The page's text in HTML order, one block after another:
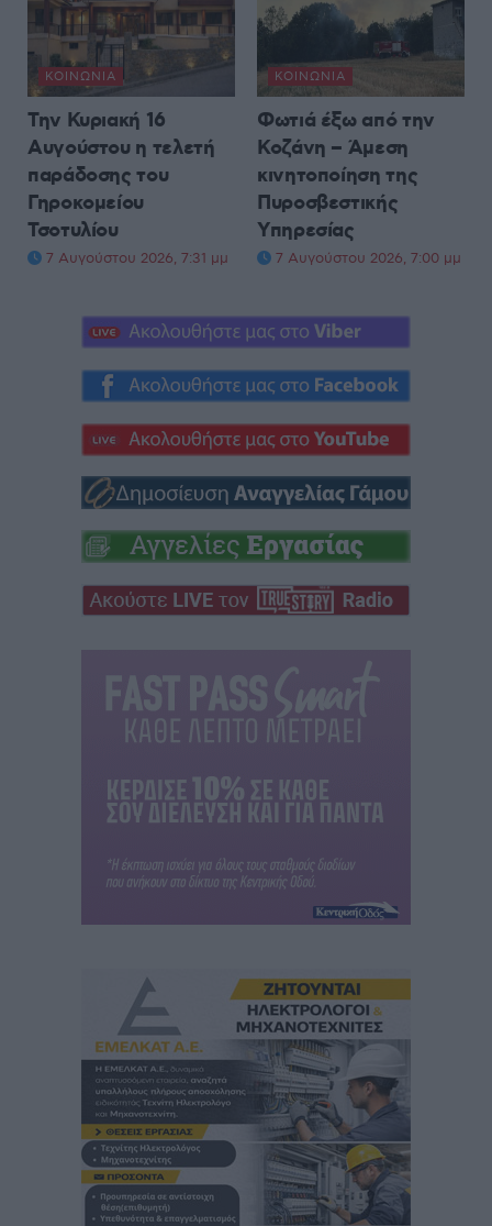
ΚΟΙΝΩΝΊΑ
Την Κυριακή 16
Αυγούστου η τελετή
παράδοσης του
Γηροκομείου
Τσοτυλίου
7 Αυγούστου 2026, 7:31 μμ
ΚΟΙΝΩΝΊΑ
Φωτιά έξω από την
Κοζάνη – Άμεση
κινητοποίηση της
Πυροσβεστικής
Υπηρεσίας
7 Αυγούστου 2026, 7:00 μμ